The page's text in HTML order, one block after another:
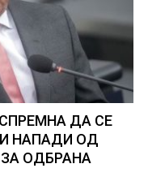
ДА СЕ
НАПАДИ ОД
ОДБРАНА